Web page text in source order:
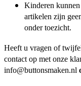
Kinderen
artikelen zijn
onder toezicht.
Heeft u vragen of
contact op met onze
info@buttonsmaken.nl